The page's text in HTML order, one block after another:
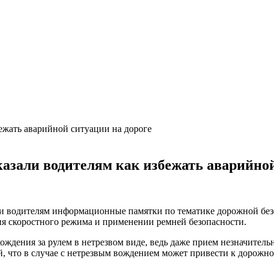
водителям как избежать
информационные памятки по тематике дорожной
режима и применении ремней безопасности.
за рулем в нетрезвом виде, ведь даже прием
что в случае с нетрезвым вождением может привести к